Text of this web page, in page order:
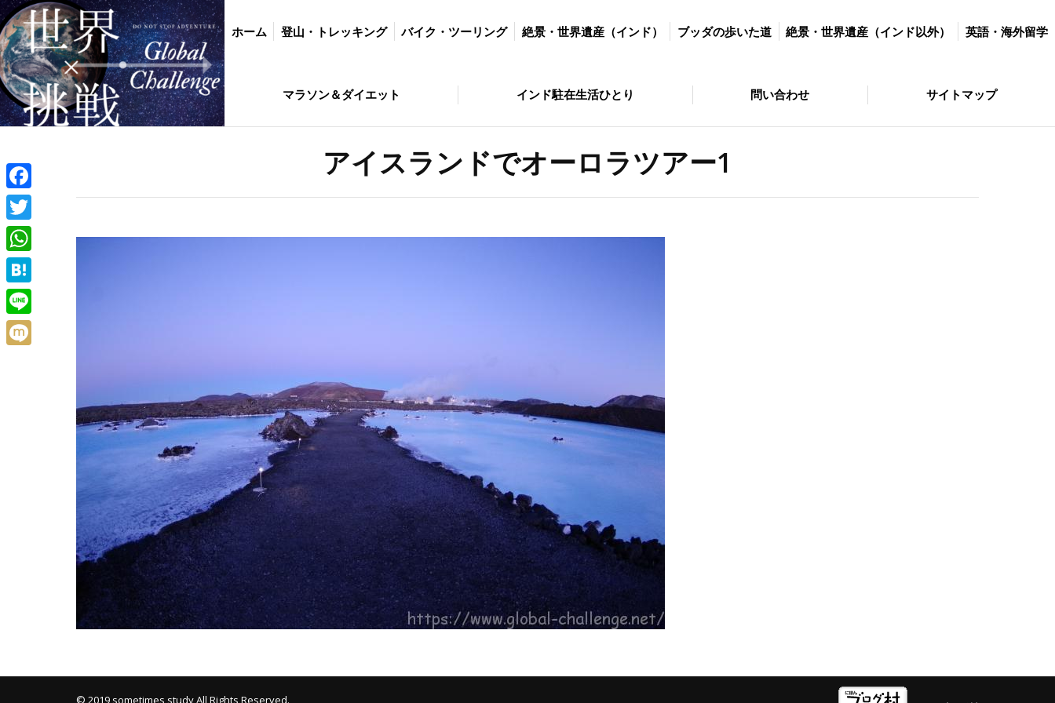
ホーム 登山・トレッキング バイク・ツーリング 絶景・世界遺産（インド） ブッダの歩いた道 絶景・世界遺産（インド以外） 英語・海外留学
マラソン＆ダイエット インド駐在生活ひとり 問い合わせ サイトマップ
アイスランドでオーロラツアー1
© 2019 sometimes study All Rights Reserved.
Facebook
Twitter
WhatsApp
Hatena
Line
ホーム 登山・トレッキング バイク・ツーリング 絶景・世界遺産（インド） ブッダの歩いた道 絶景・世界遺産（インド以外） 英語・海外留学 マラソン＆ダイエット